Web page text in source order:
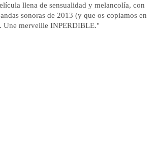
llena de sensualidad y melancolía, con
sonoras de 2013 (y que os copiamos en
Une merveille INPERDIBLE."